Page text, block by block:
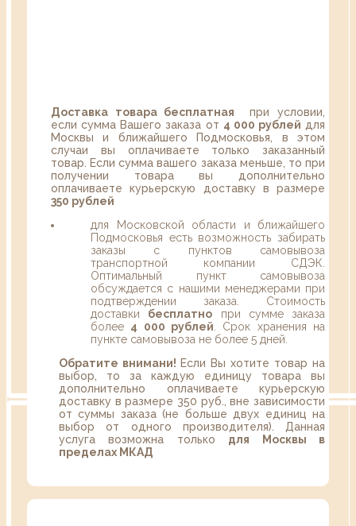
Доставка товара бесплатная при условии,
если сумма Вашего заказа от 4 000 рублей для
Москвы и ближайшего Подмосковья, в этом
случаи вы оплачиваете только заказанный
товар. Если сумма вашего заказа меньше, то при
получении товара вы дополнительно
оплачиваете курьерскую доставку в размере
350 рублей
для Московской области и ближайшего
Подмосковья есть возможность забирать
заказы с пунктов самовывоза
транспортной компании СДЭК.
Оптимальный пункт самовывоза
обсуждается с нашими менеджерами при
подтверждении заказа. Стоимость
доставки бесплатно при сумме заказа
более 4 000 рублей . Срок хранения на
пункте самовывоза не более 5 дней.
Обратите внимани! Если Вы хотите товар на
выбор, то за каждую единицу товара вы
дополнительно оплачиваете курьерскую
доставку в размере 350 руб., вне зависимости
от суммы заказа (не больше двух единиц на
выбор от одного производителя). Данная
услуга возможна только для Москвы в
пределах МКАД